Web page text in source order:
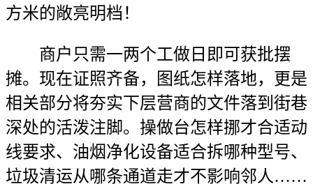
方米的敞亮明档！
商户只需一两个工做日即可获批摆
摊。现在证照齐备，图纸怎样落地，更是
相关部分将夯实下层营商的文件落到街巷
深处的活泼注脚。操做台怎样挪才合适动
线要求、油烟净化设备适合拆哪种型号、
垃圾清运从哪条通道走才不影响邻人……